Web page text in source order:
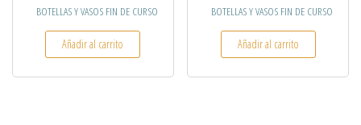
BOTELLAS Y VASOS FIN DE CURSO
Añadir al carrito
BOTELLAS Y VASOS FIN DE CURSO
Añadir al carrito